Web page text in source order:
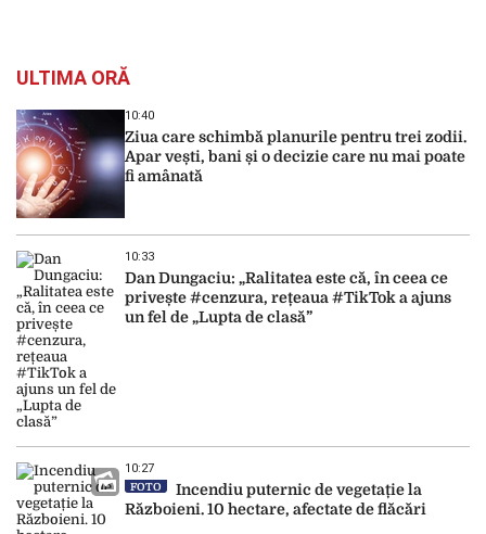
ULTIMA ORĂ
10:40
Ziua care schimbă planurile pentru trei zodii.
Apar vești, bani și o decizie care nu mai poate
fi amânată
10:33
Dan Dungaciu: „Ralitatea este că, în ceea ce
privește #cenzura, rețeaua #TikTok a ajuns
un fel de „Lupta de clasă”
10:27
FOTO
Incendiu puternic de vegetație la
Războieni. 10 hectare, afectate de flăcări